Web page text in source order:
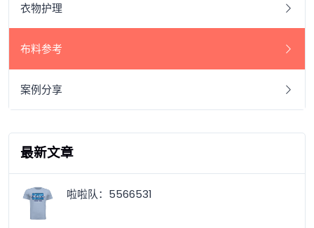
衣物护理
布料参考
案例分享
最新文章
啦啦队：5566531